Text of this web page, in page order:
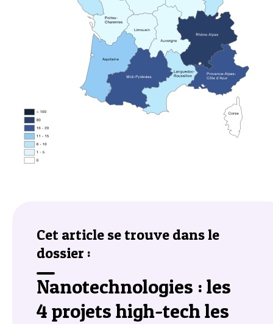
Cet article se trouve dans le
dossier :
Nanotechnologies : les
4 projets high-tech les